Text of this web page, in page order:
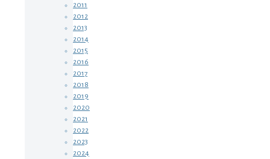
2011
2012
2013
2014
2015
2016
2017
2018
2019
2020
2021
2022
2023
2024